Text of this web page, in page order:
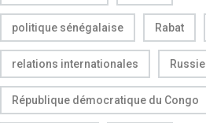
politique sénégalaise Rabat
relations internationales Russie
République démocratique du Congo